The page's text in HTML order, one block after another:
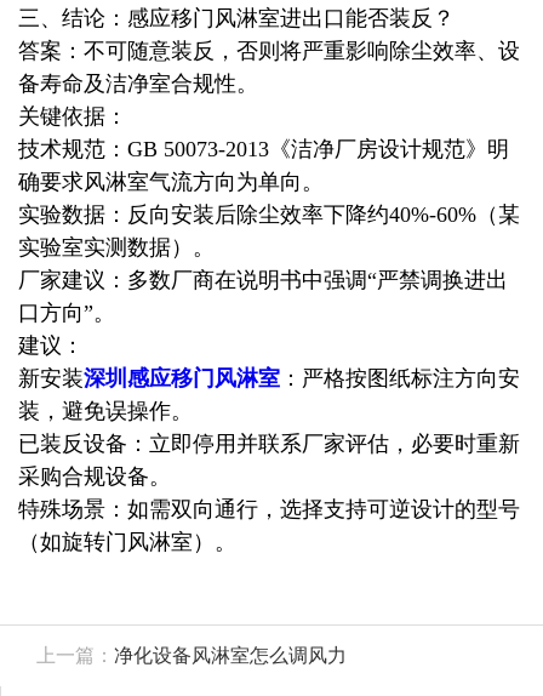
三、结论：感应移门风淋室进出口能否装反？
答案：不可随意装反，否则将严重影响除尘效率、设
备寿命及洁净室合规性。
关键依据：
技术规范：GB 50073-2013《洁净厂房设计规范》明
确要求风淋室气流方向为单向。
实验数据：反向安装后除尘效率下降约40%-60%（某
实验室实测数据）。
厂家建议：多数厂商在说明书中强调“严禁调换进出
口方向”。
建议：
新安装深圳感应移门风淋室 ：严格按图纸标注方向安
装，避免误操作。
已装反设备：立即停用并联系厂家评估，必要时重新
采购合规设备。
特殊场景：如需双向通行，选择支持可逆设计的型号
（如旋转门风淋室）。
上一篇： 净化设备风淋室怎么调风力